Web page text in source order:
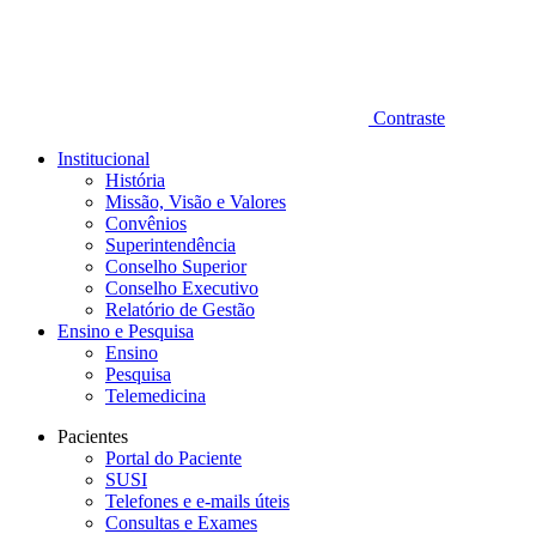
Contraste
Institucional
História
Missão, Visão e Valores
Convênios
Superintendência
Conselho Superior
Conselho Executivo
Relatório de Gestão
Ensino e Pesquisa
Ensino
Pesquisa
Telemedicina
Pacientes
Portal do Paciente
SUSI
Telefones e e-mails úteis
Consultas e Exames